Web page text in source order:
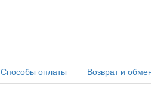
Способы оплаты Возврат и